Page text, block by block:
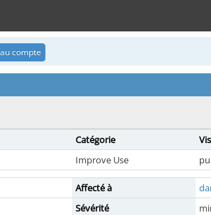
compte
Catégorie
Improve Use
Affecté à
Sévérité